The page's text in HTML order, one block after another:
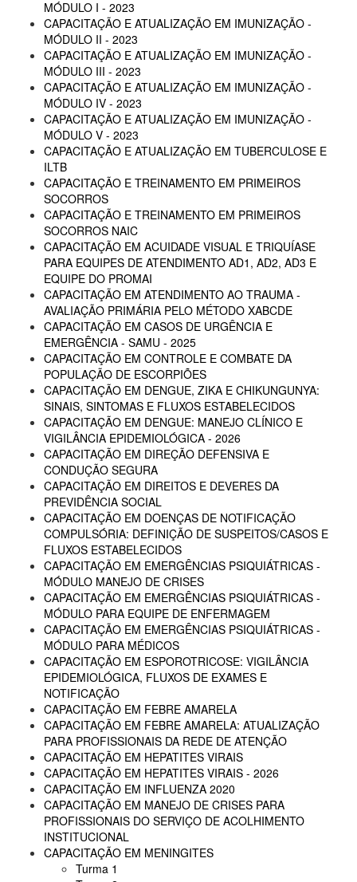
MÓDULO I - 2023
CAPACITAÇÃO E ATUALIZAÇÃO EM IMUNIZAÇÃO -
MÓDULO II - 2023
CAPACITAÇÃO E ATUALIZAÇÃO EM IMUNIZAÇÃO -
MÓDULO III - 2023
CAPACITAÇÃO E ATUALIZAÇÃO EM IMUNIZAÇÃO -
MÓDULO IV - 2023
CAPACITAÇÃO E ATUALIZAÇÃO EM IMUNIZAÇÃO -
MÓDULO V - 2023
CAPACITAÇÃO E ATUALIZAÇÃO EM TUBERCULOSE E
ILTB
CAPACITAÇÃO E TREINAMENTO EM PRIMEIROS
SOCORROS
CAPACITAÇÃO E TREINAMENTO EM PRIMEIROS
SOCORROS NAIC
CAPACITAÇÃO EM ACUIDADE VISUAL E TRIQUÍASE
PARA EQUIPES DE ATENDIMENTO AD1, AD2, AD3 E
EQUIPE DO PROMAI
CAPACITAÇÃO EM ATENDIMENTO AO TRAUMA -
AVALIAÇÃO PRIMÁRIA PELO MÉTODO XABCDE
CAPACITAÇÃO EM CASOS DE URGÊNCIA E
EMERGÊNCIA - SAMU - 2025
CAPACITAÇÃO EM CONTROLE E COMBATE DA
POPULAÇÃO DE ESCORPIÕES
CAPACITAÇÃO EM DENGUE, ZIKA E CHIKUNGUNYA:
SINAIS, SINTOMAS E FLUXOS ESTABELECIDOS
CAPACITAÇÃO EM DENGUE: MANEJO CLÍNICO E
VIGILÂNCIA EPIDEMIOLÓGICA - 2026
CAPACITAÇÃO EM DIREÇÃO DEFENSIVA E
CONDUÇÃO SEGURA
CAPACITAÇÃO EM DIREITOS E DEVERES DA
PREVIDÊNCIA SOCIAL
CAPACITAÇÃO EM DOENÇAS DE NOTIFICAÇÃO
COMPULSÓRIA: DEFINIÇÃO DE SUSPEITOS/CASOS E
FLUXOS ESTABELECIDOS
CAPACITAÇÃO EM EMERGÊNCIAS PSIQUIÁTRICAS -
MÓDULO MANEJO DE CRISES
CAPACITAÇÃO EM EMERGÊNCIAS PSIQUIÁTRICAS -
MÓDULO PARA EQUIPE DE ENFERMAGEM
CAPACITAÇÃO EM EMERGÊNCIAS PSIQUIÁTRICAS -
MÓDULO PARA MÉDICOS
CAPACITAÇÃO EM ESPOROTRICOSE: VIGILÂNCIA
EPIDEMIOLÓGICA, FLUXOS DE EXAMES E
NOTIFICAÇÃO
CAPACITAÇÃO EM FEBRE AMARELA
CAPACITAÇÃO EM FEBRE AMARELA: ATUALIZAÇÃO
PARA PROFISSIONAIS DA REDE DE ATENÇÃO
CAPACITAÇÃO EM HEPATITES VIRAIS
CAPACITAÇÃO EM HEPATITES VIRAIS - 2026
CAPACITAÇÃO EM INFLUENZA 2020
CAPACITAÇÃO EM MANEJO DE CRISES PARA
PROFISSIONAIS DO SERVIÇO DE ACOLHIMENTO
INSTITUCIONAL
CAPACITAÇÃO EM MENINGITES
Turma 1